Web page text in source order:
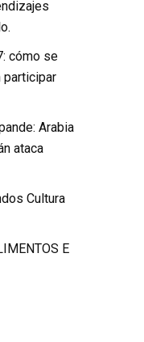
cómo se
participar
Arabia
ataca
Cultura
E